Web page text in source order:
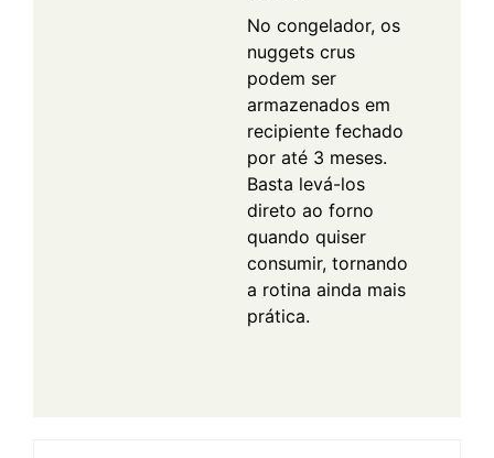
No congelador, os
nuggets crus
podem ser
armazenados em
recipiente fechado
por até 3 meses.
Basta levá-los
direto ao forno
quando quiser
consumir, tornando
a rotina ainda mais
prática.